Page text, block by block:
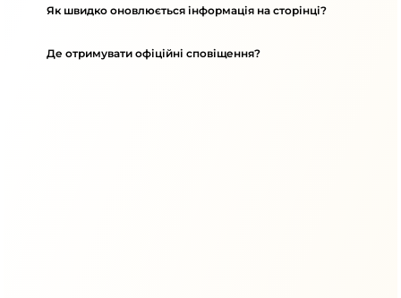
Як швидко оновлюється інформація на сторінці?
Де отримувати офіційні сповіщення?